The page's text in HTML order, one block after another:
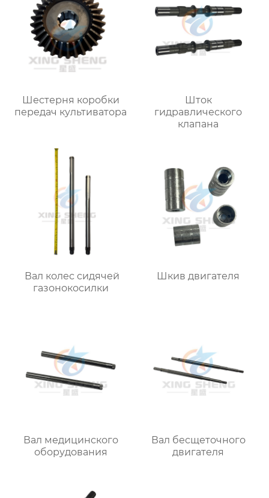
Шестерня коробки
передач культиватора
Шток
гидравлического
клапана
Вал колес сидячей
газонокосилки
Шкив двигателя
Вал медицинского
оборудования
Вал бесщеточного
двигателя